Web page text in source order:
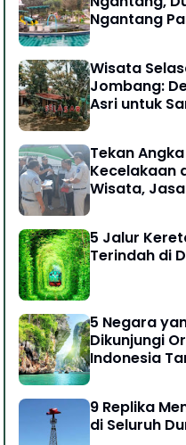
Jasa
Safety
Ngawi
Ngantang
Wisata
Jombang:
Asri untuk
Tekan Angka
Kecelakaan
Wisata,
Pengobatan
Kawasan
5 Jalur
Terindah di
5 Negara
Dikunjungi
Indonesia
9 Replika
di Seluruh